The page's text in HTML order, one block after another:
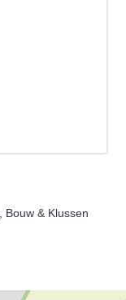
Bouw & Klussen